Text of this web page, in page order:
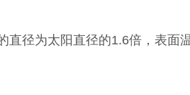
直径为太阳直径的1.6倍，表面